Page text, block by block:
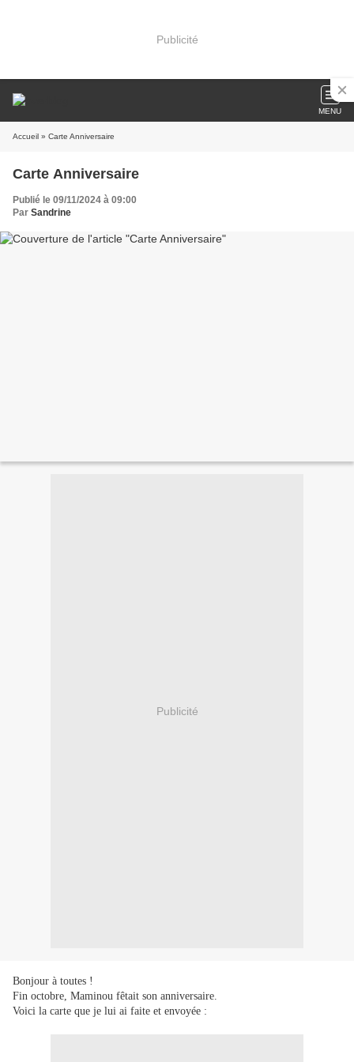
Publicité
MENU
Accueil » Carte Anniversaire
Carte Anniversaire
Publié le 09/11/2024 à 09:00
Par Sandrine
Publicité
Bonjour à toutes !
Fin octobre, Maminou fêtait son anniversaire.
Voici la carte que je lui ai faite et envoyée :